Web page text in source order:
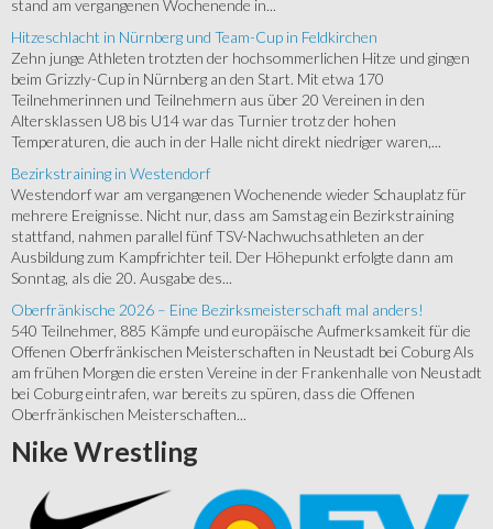
stand am vergangenen Wochenende in...
Hitzeschlacht in Nürnberg und Team-Cup in Feldkirchen
Zehn junge Athleten trotzten der hochsommerlichen Hitze und gingen
beim Grizzly-Cup in Nürnberg an den Start. Mit etwa 170
Teilnehmerinnen und Teilnehmern aus über 20 Vereinen in den
Altersklassen U8 bis U14 war das Turnier trotz der hohen
Temperaturen, die auch in der Halle nicht direkt niedriger waren,...
Bezirkstraining in Westendorf
Westendorf war am vergangenen Wochenende wieder Schauplatz für
mehrere Ereignisse. Nicht nur, dass am Samstag ein Bezirkstraining
stattfand, nahmen parallel fünf TSV-Nachwuchsathleten an der
Ausbildung zum Kampfrichter teil. Der Höhepunkt erfolgte dann am
Sonntag, als die 20. Ausgabe des...
Oberfränkische 2026 – Eine Bezirksmeisterschaft mal anders!
540 Teilnehmer, 885 Kämpfe und europäische Aufmerksamkeit für die
Offenen Oberfränkischen Meisterschaften in Neustadt bei Coburg Als
am frühen Morgen die ersten Vereine in der Frankenhalle von Neustadt
bei Coburg eintrafen, war bereits zu spüren, dass die Offenen
Oberfränkischen Meisterschaften...
Nike Wrestling